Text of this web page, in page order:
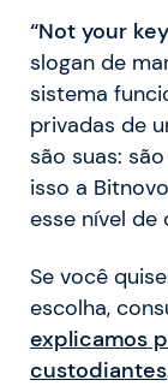
“Not your
slogan de
sistema
privadas de
são suas:
isso a
esse nível de
Se você
escolha,
explicamos
custodiantes